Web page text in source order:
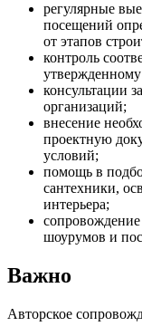
регулярные
посещений
от этапов
контроль
консультации
организаций;
внесение
проектную
условий;
помощь в
сантехники,
интерьера;
шоурумов и
Важно
Авторское